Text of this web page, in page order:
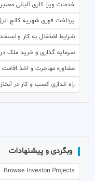
خدمات ویزا کاری آلبانی معتبر
پرداخت فوری شهریه کالج
شرایط اشتغال به کار و
سرمایه گذاری و خرید ملک در
مشاوره مهاجرت و اخذ
راه اندازی کسب و کار در
وبگردی و پیشنهادات
Browse Investon Projects